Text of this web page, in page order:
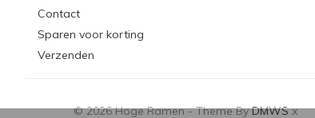
Contact
Sparen voor korting
Verzenden
© 2026 Hoge Ramen - Theme ByDMWSx